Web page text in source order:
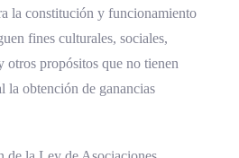
la constitución y funcionamiento
fines culturales, sociales,
otros propósitos que no tienen
la obtención de ganancias